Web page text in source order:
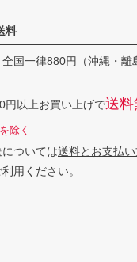
料
国一律880円（沖縄・離
円以上お買い上げで送料
除く
ついては送料とお支払
用ください。